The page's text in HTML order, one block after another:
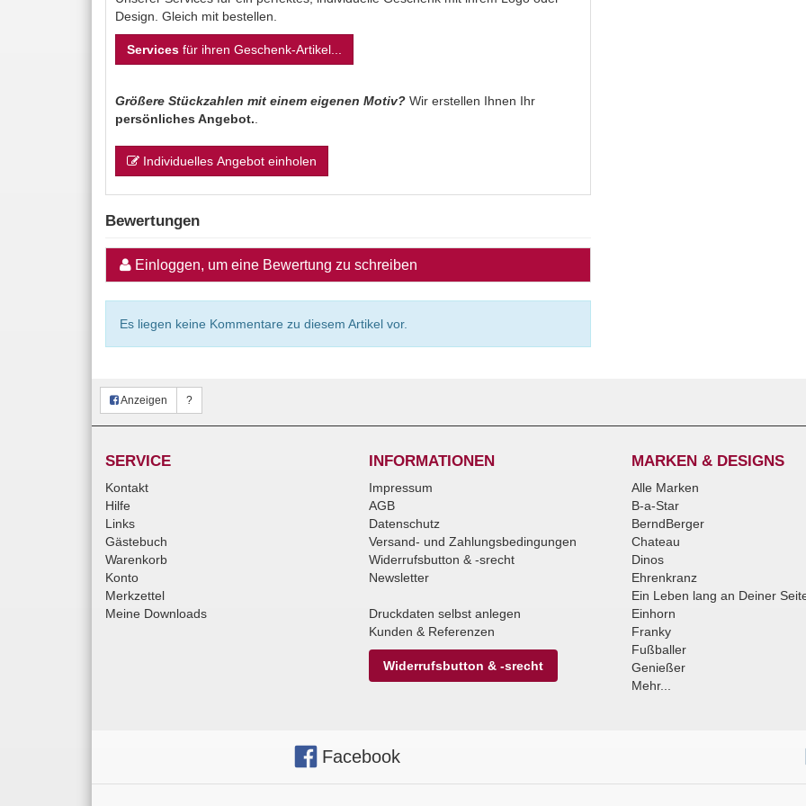
Design. Gleich mit bestellen.
Services für ihren Geschenk-Artikel...
Größere Stückzahlen mit einem eigenen Motiv? Wir erstellen Ihnen Ihr
persönliches Angebot.
Individuelles Angebot einholen
Bewertungen
Einloggen, um eine Bewertung zu schreiben
Es liegen keine Kommentare zu diesem Artikel vor.
Anzeigen ?
SERVICE
Kontakt
Hilfe
Links
Gästebuch
Warenkorb
Konto
Merkzettel
Meine Downloads
INFORMATIONEN
Impressum
AGB
Datenschutz
Versand- und Zahlungsbedingungen
Widerrufsbutton & -srecht
Newsletter
Druckdaten selbst anlegen
Kunden & Referenzen
Widerrufsbutton & -srecht
MARKEN & DESIGNS
Alle Marken
B-a-Star
BerndBerger
Chateau
Dinos
Ehrenkranz
Ein Leben lang an Deiner
Einhorn
Franky
Fußballer
Genießer
Mehr...
Facebook